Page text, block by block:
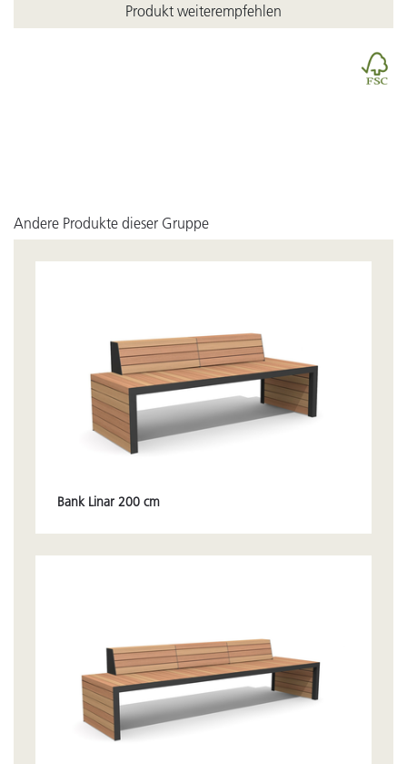
Produkt weiterempfehlen
Andere Produkte dieser Gruppe
Bank Linar 200 cm